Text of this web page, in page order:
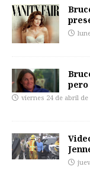
pero
viernes 24 de abril de